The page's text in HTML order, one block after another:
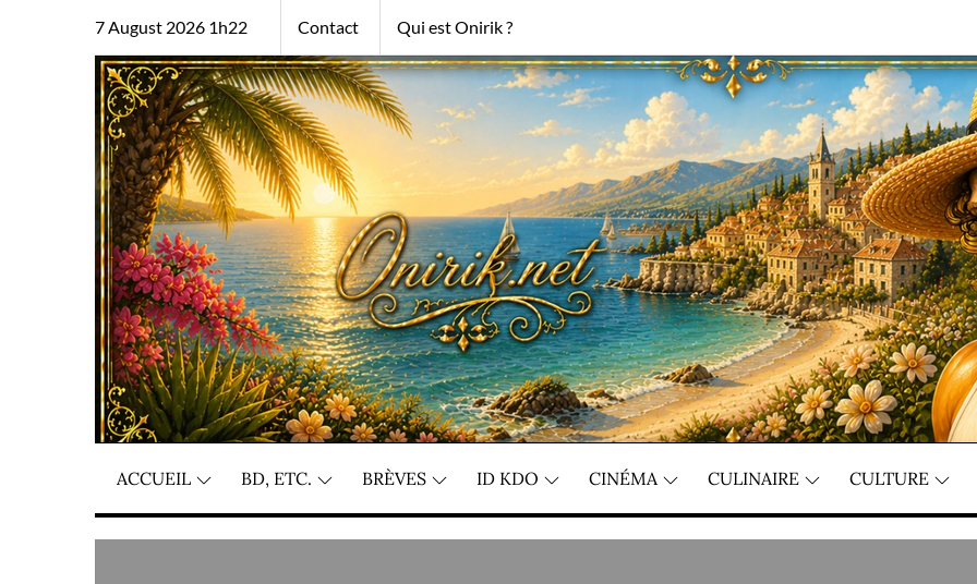
7 August 2026 1h22 Contact Qui est Onirik ?
ACCUEIL BD, ETC. BRÈVES ID KDO CINÉMA CULINAIRE CULTURE